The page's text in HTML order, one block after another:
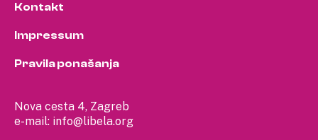
Nova cesta 4, Zagreb
e-mail: info@libela.org
Kontakt
Impressum
Pravila ponašanja